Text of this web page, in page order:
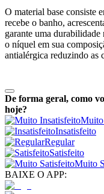
O material base consiste
recebe o banho,
garante uma durabilidade
o níquel em sua
antialérgica reduzindo as
De forma geral, como
hoje?
Insatisfeito
Regular
Satisfeito
Muito
BAIXE O APP: